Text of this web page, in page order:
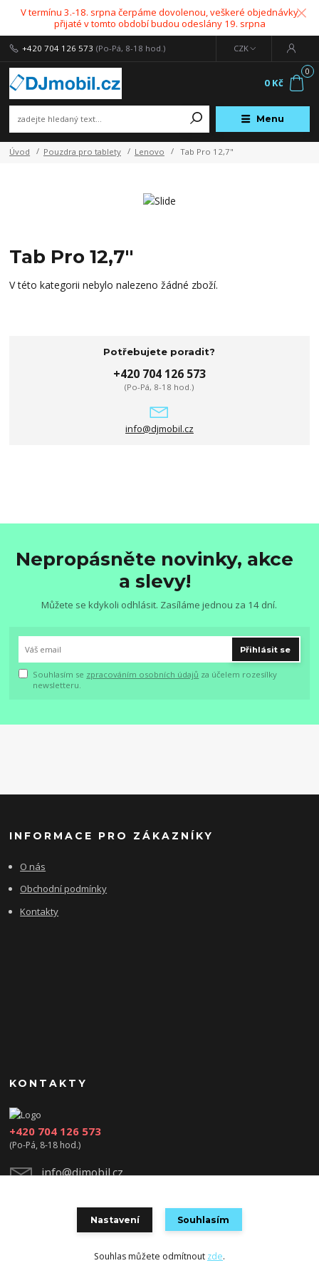
V termínu 3.-18. srpna čerpáme dovolenou, veškeré objednávky
přijaté v tomto období budou odeslány 19. srpna
Menu
CZK
+420 704 126 573 (Po-Pá, 8-18 hod.)
0
0 Kč
Úvod Pouzdra pro tablety Lenovo Tab Pro 12,7"
Tab Pro 12,7"
V této kategorii nebylo nalezeno žádné zboží.
Potřebujete poradit?
+420 704 126 573
(Po-Pá, 8-18 hod.)
info@djmobil.cz
Nepropásněte novinky, akce
a slevy!
Můžete se kdykoli odhlásit. Zasíláme jednou za 14 dní.
Přihlásit se
Souhlasím se zpracováním osobních údajů za účelem rozesílky
newsletteru.
INFORMACE PRO ZÁKAZNÍKY
O nás
Obchodní podmínky
Kontakty
KONTAKTY
+420 704 126 573
(Po-Pá, 8-18 hod.)
info@djmobil.cz
Vytvořeno na Eshop-rychle.cz
Nastavení Souhlasím
Souhlas můžete odmítnout zde.